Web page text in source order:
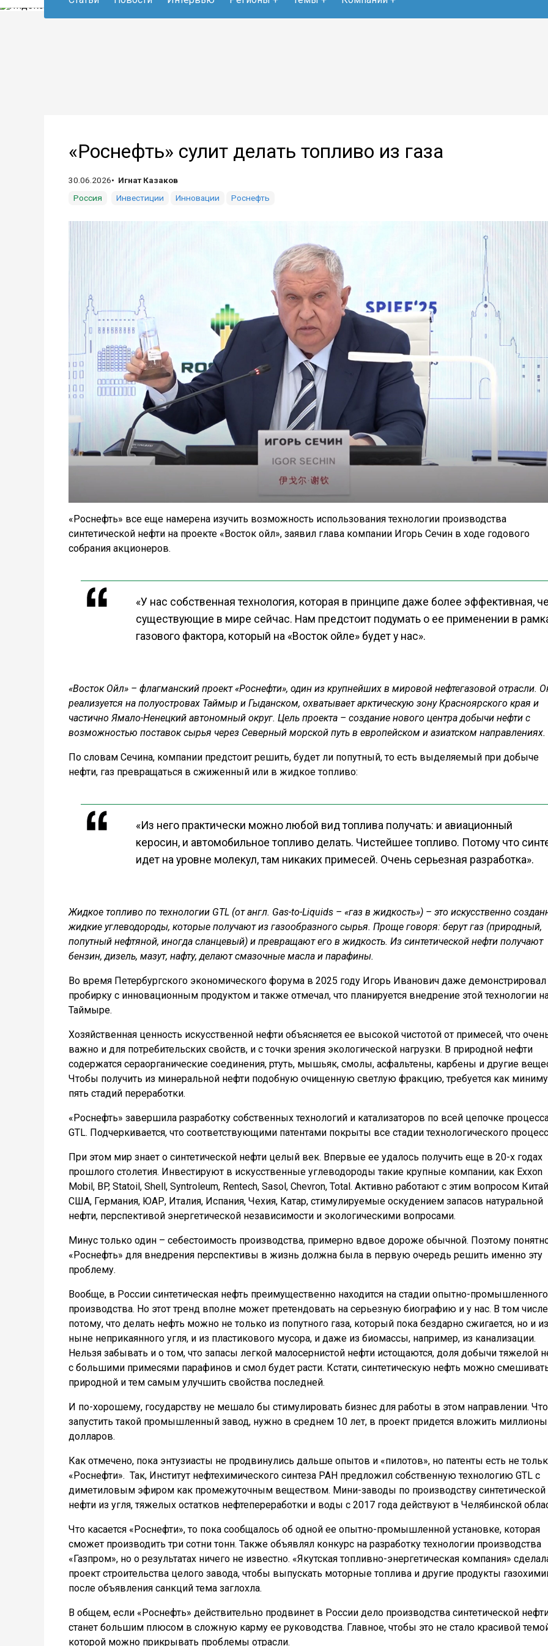
«Роснефть» сулит делать топливо из газа
30.06.2026
Игнат Казаков
Россия
Инвестиции Инновации Роснефть
«Роснефть» все еще намерена изучить возможность использования технологии производства
синтетической нефти на проекте «Восток ойл», заявил глава компании Игорь Сечин в ходе годового
собрания акционеров.
«У нас собственная технология, которая в принципе даже более эффективная,
существующие в мире сейчас. Нам предстоит подумать о ее применении в
газового фактора, который на «Восток ойле» будет у нас».
«Восток Ойл» – флагманский проект «Роснефти», один из крупнейших в мировой нефтегазовой отрасли.
реализуется на полуостровах Таймыр и Гыданском, охватывает арктическую зону Красноярского края и
частично Ямало-Ненецкий автономный округ. Цель проекта – создание нового центра добычи нефти с
возможностью поставок сырья через Северный морской путь в европейском и азиатском направлениях.
По словам Сечина, компании предстоит решить, будет ли попутный, то есть выделяемый при добыче
нефти, газ превращаться в сжиженный или в жидкое топливо:
«Из него практически можно любой вид топлива получать: и авиационный
керосин, и автомобильное топливо делать. Чистейшее топливо. Потому что
идет на уровне молекул, там никаких примесей. Очень серьезная разработка».
Жидкое топливо по технологии GTL (от англ. Gas-to-Liquids – «газ в жидкость») – это искусственно
жидкие углеводороды, которые получают из газообразного сырья. Проще говоря: берут газ (природный,
попутный нефтяной, иногда сланцевый) и превращают его в жидкость. Из синтетической нефти получают
бензин, дизель, мазут, нафту, делают смазочные масла и парафины.
Во время Петербургского экономического форума в 2025 году Игорь Иванович даже демонстрировал
пробирку с инновационным продуктом и также отмечал, что планируется внедрение этой технологии
Таймыре.
Хозяйственная ценность искусственной нефти объясняется ее высокой чистотой от примесей, что
важно и для потребительских свойств, и с точки зрения экологической нагрузки. В природной нефти
содержатся сераорганические соединения, ртуть, мышьяк, смолы, асфальтены, карбены и другие
Чтобы получить из минеральной нефти подобную очищенную светлую фракцию, требуется как
пять стадий переработки.
«Роснефть» завершила разработку собственных технологий и катализаторов по всей цепочке
GTL. Подчеркивается, что соответствующими патентами покрыты все стадии технологического
При этом мир знает о синтетической нефти целый век. Впервые ее удалось получить еще в 20-х годах
прошлого столетия. Инвестируют в искусственные углеводороды такие крупные компании, как Exxon
Mobil, BP, Statoil, Shell, Syntroleum, Rentech, Sasol, Chevron, Total. Активно работают с этим вопросом
США, Германия, ЮАР, Италия, Испания, Чехия, Катар, стимулируемые оскудением запасов натуральной
нефти, перспективой энергетической независимости и экологическими вопросами.
Минус только один – себестоимость производства, примерно вдвое дороже обычной. Поэтому
«Роснефть» для внедрения перспективы в жизнь должна была в первую очередь решить именно эту
проблему.
Вообще, в России синтетическая нефть преимущественно находится на стадии опытно-промышленного
производства. Но этот тренд вполне может претендовать на серьезную биографию и у нас. В том числе
потому, что делать нефть можно не только из попутного газа, который пока бездарно сжигается, но и из
ныне неприкаянного угля, и из пластикового мусора, и даже из биомассы, например, из канализации.
Нельзя забывать и о том, что запасы легкой малосернистой нефти истощаются, доля добычи тяжелой
с большими примесями парафинов и смол будет расти. Кстати, синтетическую нефть можно
природной и тем самым улучшить свойства последней.
И по-хорошему, государству не мешало бы стимулировать бизнес для работы в этом направлении.
запустить такой промышленный завод, нужно в среднем 10 лет, в проект придется вложить миллионы
долларов.
Как отмечено, пока энтузиасты не продвинулись дальше опытов и «пилотов», но патенты есть не
«Роснефти». Так, Институт нефтехимического синтеза РАН предложил собственную технологию GTL с
диметиловым эфиром как промежуточным веществом. Мини-заводы по производству синтетической
нефти из угля, тяжелых остатков нефтепереработки и воды с 2017 года действуют в Челябинской
Что касается «Роснефти», то пока сообщалось об одной ее опытно-промышленной установке, которая
сможет производить три сотни тонн. Также объявлял конкурс на разработку технологии производства
«Газпром», но о результатах ничего не известно. «Якутская топливно-энергетическая компания»
проект строительства целого завода, чтобы выпускать моторные топлива и другие продукты
после объявления санкций тема заглохла.
В общем, если «Роснефть» действительно продвинет в России дело производства синтетической
станет большим плюсом в сложную карму ее руководства. Главное, чтобы это не стало красивой
которой можно прикрывать проблемы отрасли.